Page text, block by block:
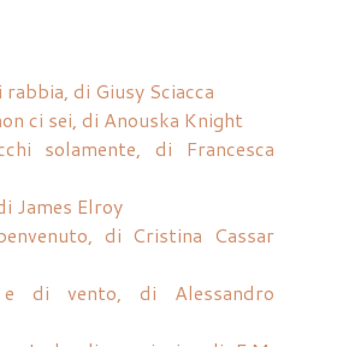
rabbia, di Giusy Sciacca
ci sei, di Anouska Knight
solamente, di Francesca
James Elroy
di Cristina Cassar
di vento, di Alessandro